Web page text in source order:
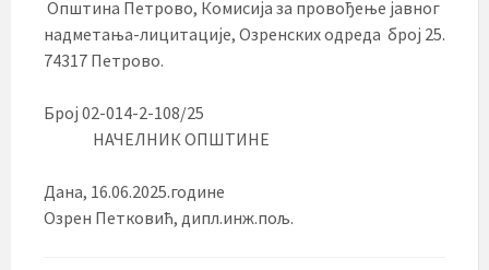
Општина Петрово, Комисија за провођење јавног
надметања-лицитације, Озренских одреда број 25.
74317 Петрово.
Број 02-014-2-108/25
НАЧЕЛНИК ОПШТИНЕ
Дана, 16.06.2025.године
Озрен Петковић, дипл.инж.пољ.